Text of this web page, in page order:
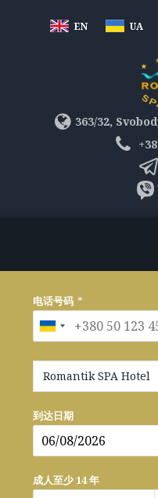
EN UA
363/32,
电话号码 *
Romantik SPA Hotel
到达日期
成人至少 14 年